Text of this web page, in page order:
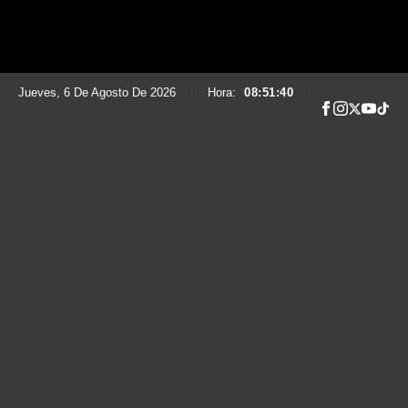
Jueves, 6 De Agosto De 2026 Hora: 08:51:41